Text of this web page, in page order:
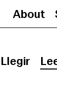
About
Llegir